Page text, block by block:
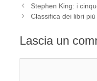
Stephen King: i
Classifica dei libri
Lascia un